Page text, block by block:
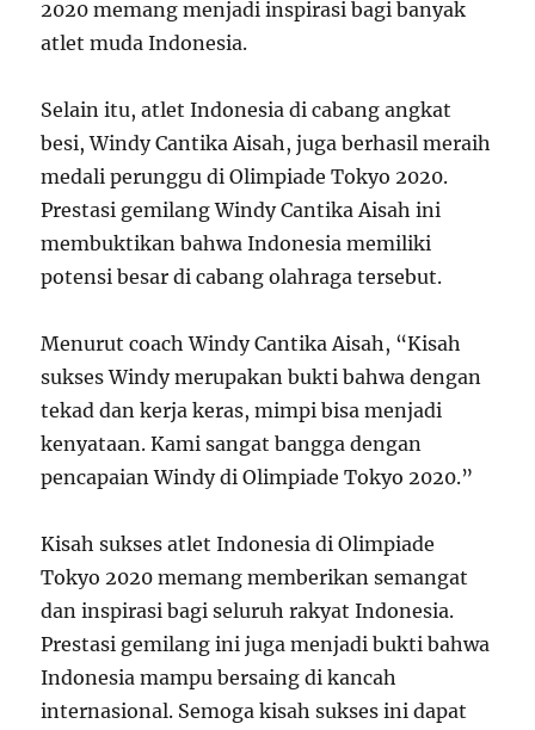
2020 memang menjadi inspirasi bagi banyak
atlet muda Indonesia.
Selain itu, atlet Indonesia di cabang angkat
besi, Windy Cantika Aisah, juga berhasil meraih
medali perunggu di Olimpiade Tokyo 2020.
Prestasi gemilang Windy Cantika Aisah ini
membuktikan bahwa Indonesia memiliki
potensi besar di cabang olahraga tersebut.
Menurut coach Windy Cantika Aisah, “Kisah
sukses Windy merupakan bukti bahwa dengan
tekad dan kerja keras, mimpi bisa menjadi
kenyataan. Kami sangat bangga dengan
pencapaian Windy di Olimpiade Tokyo 2020.”
Kisah sukses atlet Indonesia di Olimpiade
Tokyo 2020 memang memberikan semangat
dan inspirasi bagi seluruh rakyat Indonesia.
Prestasi gemilang ini juga menjadi bukti bahwa
Indonesia mampu bersaing di kancah
internasional. Semoga kisah sukses ini dapat